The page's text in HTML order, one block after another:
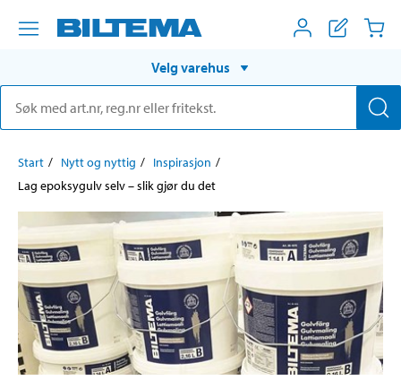
Velg varehus
Start Nytt og nyttig
Inspirasjon
Lag epoksygulv selv – slik gjør du det